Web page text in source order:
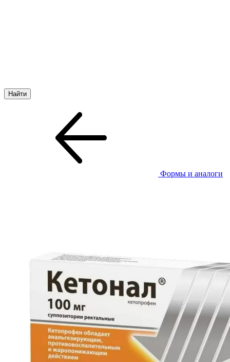
Формы и аналоги